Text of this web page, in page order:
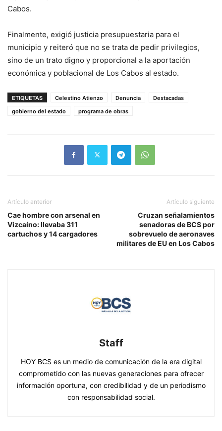
Cabos.
Finalmente, exigió justicia presupuestaria para el
municipio y reiteró que no se trata de pedir privilegios,
sino de un trato digno y proporcional a la aportación
económica y poblacional de Los Cabos al estado.
ETIQUETAS Celestino Atienzo Denuncia
Destacadas
gobierno del estado
programa de obras
Artículo anterior
Cae hombre con arsenal en
Vizcaíno: llevaba 311
cartuchos y 14 cargadores
Artículo siguiente
Cruzan señalamientos
senadoras de BCS por
sobrevuelo de aeronaves
militares de EU en Los Cabos
Staff
HOY BCS es un medio de comunicación de la era digital
comprometido con las nuevas generaciones para ofrecer
información oportuna, con credibilidad y de un periodismo
con responsabilidad social.